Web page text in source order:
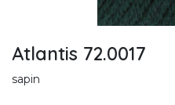
Atlantis 72.0017
sapin